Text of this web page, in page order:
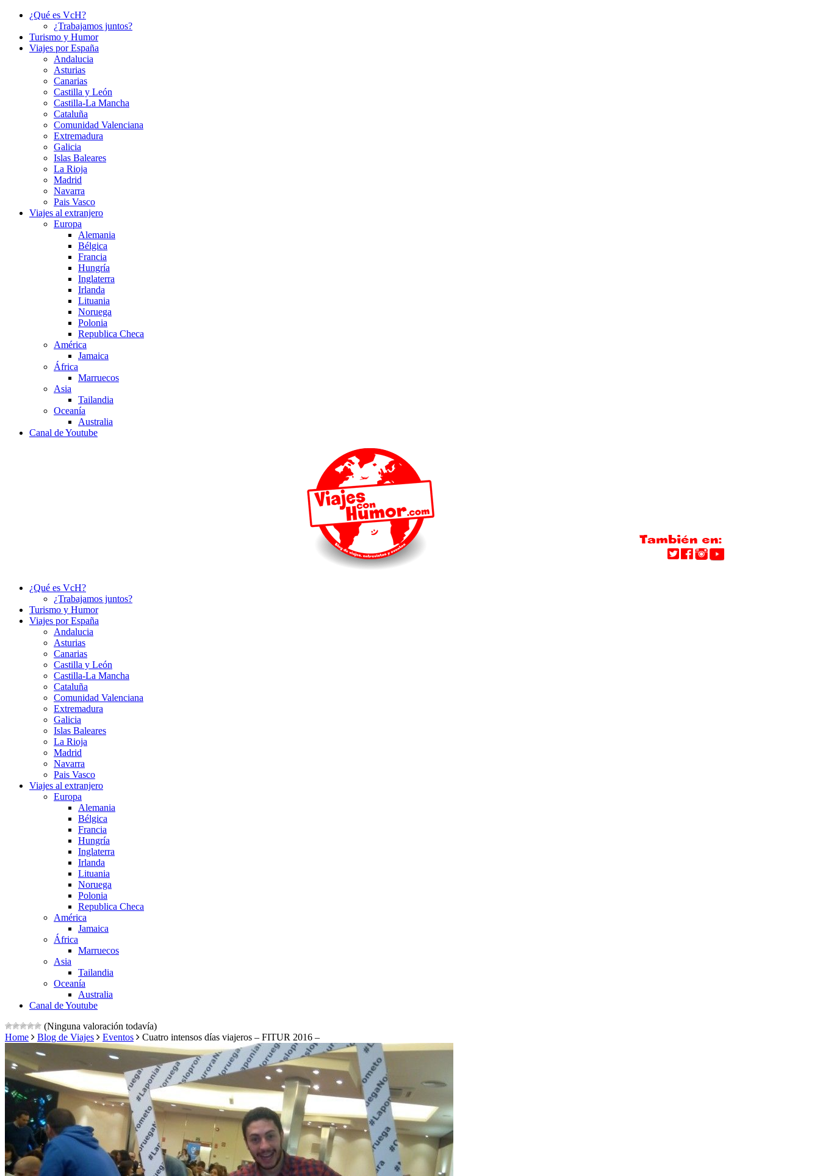
¿Qué es VcH?
¿Trabajamos juntos?
Turismo y Humor
Viajes por España
Andalucia
Asturias
Canarias
Castilla y León
Castilla-La Mancha
Cataluña
Comunidad Valenciana
Extremadura
Galicia
Islas Baleares
La Rioja
Madrid
Navarra
Pais Vasco
Viajes al extranjero
Europa
Alemania
Bélgica
Francia
Hungría
Inglaterra
Irlanda
Lituania
Noruega
Polonia
Republica Checa
América
Jamaica
África
Marruecos
Asia
Tailandia
Oceanía
Australia
Canal de Youtube
¿Qué es VcH?
¿Trabajamos juntos?
Turismo y Humor
Viajes por España
Andalucia
Asturias
Canarias
Castilla y León
Castilla-La Mancha
Cataluña
Comunidad Valenciana
Extremadura
Galicia
Islas Baleares
La Rioja
Madrid
Navarra
Pais Vasco
Viajes al extranjero
Europa
Alemania
Bélgica
Francia
Hungría
Inglaterra
Irlanda
Lituania
Noruega
Polonia
Republica Checa
América
Jamaica
África
Marruecos
Asia
Tailandia
Oceanía
Australia
Canal de Youtube
(Ninguna valoración todavía)
Home
Blog de Viajes Eventos Cuatro intensos días viajeros – FITUR 2016 –